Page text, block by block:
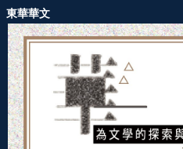
跳
到
主
要
內
容
區
東華華文